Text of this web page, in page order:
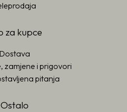
za kupce
Dostava
zamjene i prigovori
pitanja
Ostalo